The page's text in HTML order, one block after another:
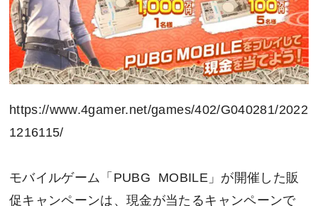
https://www.4gamer.net/games/402/G040281/2022
1216115/
モバイルゲーム「PUBG MOBILE」が開催した販
促キャンペーンは、現金が当たるキャンペーンで